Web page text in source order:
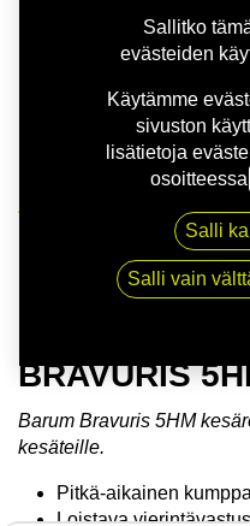
165/70R14 81T
BRAVURIS
Barum Bravuris 5HM
kesäteille.
Pitkä-aikainen
Loistava
Sallitko
evästeiden
Käytämme
sivuston
lisätietoja
osoitteessa
Salli
Salli vain